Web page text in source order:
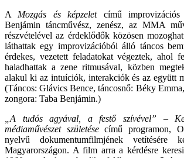
A Mozgás és képzeletcímű improvizációs
Benjámin táncművész, zenész, az MMA
részvételével az érdeklődők közösen
láthattak egy improvizációból álló táncos
érdekes, vezetett feladatokat végeztek, ahol
haladhattak a zene ritmusával, közben
alakul ki az intuíciók, interakciók és az együtt
(Táncos: Glávics Bence, táncosnő: Béky
zongora: Taba Benjámin.)
„A tudós agyával, a festő szívével” –
médiaművészet születésecímű programon,
nyelvű dokumentumfilmjének vetítésére
Magyarországon. A film arra a kérdésre